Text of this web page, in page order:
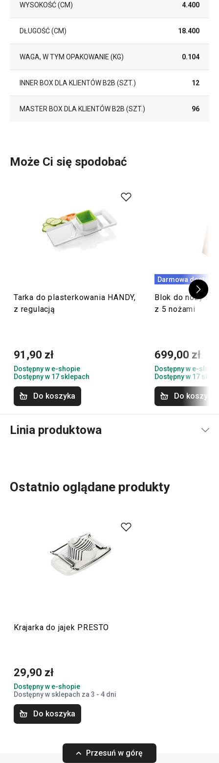
WYSOKOŚĆ (CM) 4.400
DŁUGOŚĆ (CM) 18.400
WAGA, W TYM OPAKOWANIE (KG) 0.104
INNER BOX DLA KLIENTÓW B2B (SZT.) 12
MASTER BOX DLA KLIENTÓW B2B (SZT.) 96
Może Ci się spodobać
Tarka do plasterkowania HANDY,
z regulacją
91,90 zł
Dostępny w e-shopie
Dostępny w 17 sklepach
Do koszyka
Darmowa dostawa
Blok do noży
z 5 nożami
699,00 zł
Dostępny w e-
Dostępny w 17
Do koszyka
Linia produktowa
podstawowe, praktyczneakcesoria kuchenne
Produkujemy je z materiałów wysokiej jakości, a
jednocześnie są przystępne cenowo. W linii PRESTO
skrobaki,otwieracze
inne wyposażenie kuchni. Akcesoria kuchenne PRESTO
Gotowanie
Krojenie
Ostatnio oglądane produkty
Krajarka do jajek PRESTO
29,90 zł
Dostępny w e-shopie
Dostępny w sklepach za 3 - 4 dni
Do koszyka
Przesuń w górę